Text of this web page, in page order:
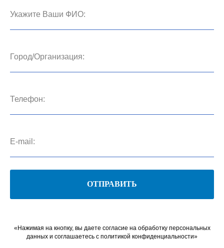
ОТПРАВИТЬ
«Нажимая на кнопку, вы даете согласие на обработку персональных
данных и соглашаетесь c политикой конфиденциальности»